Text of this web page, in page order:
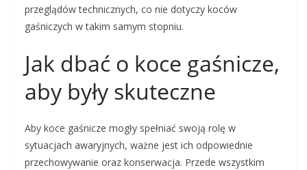
przeglądów technicznych, co nie dotyczy koców
gaśniczych w takim samym stopniu.
Jak dbać o koce gaśnicze,
aby były skuteczne
Aby koce gaśnicze mogły spełniać swoją rolę w
sytuacjach awaryjnych, ważne jest ich odpowiednie
przechowywanie oraz konserwacja. Przede wszystkim